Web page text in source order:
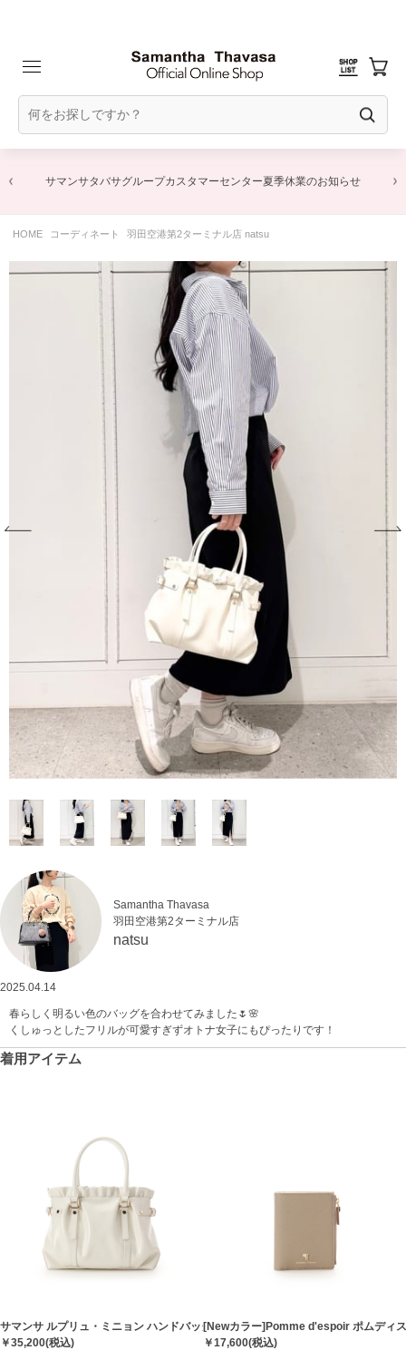
サマンサタバサグループカスタマーセンター夏季休業のお知らせ
HOME コーディネート 羽田空港第2ターミナル店 natsu
Samantha Thavasa
羽田空港第2ターミナル店
natsu
2025.04.14
春らしく明るい色のバッグを合わせてみました🌷🌸
くしゅっとしたフリルが可愛すぎずオトナ女子にもぴったりです！
着用アイテム
サマンサ ルプリュ・ミニョン ハンドバッグ[Revival Collection]
￥35,200(税込)
[Newカラー]Pomme d'espoir ポムディ
￥17,600(税込)